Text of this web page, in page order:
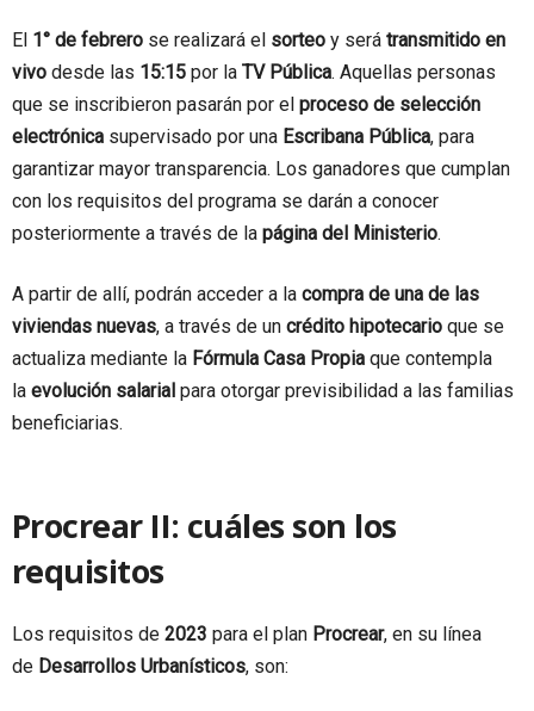
El 1° de febrero se realizará el sorteo y será transmitido en
vivo desde las 15:15 por la TV Pública. Aquellas personas
que se inscribieron pasarán por el proceso de selección
electrónica supervisado por una Escribana Pública, para
garantizar mayor transparencia. Los ganadores que cumplan
con los requisitos del programa se darán a conocer
posteriormente a través de la página del Ministerio.
A partir de allí, podrán acceder a la compra de una de las
viviendas nuevas, a través de un crédito hipotecario que se
actualiza mediante la Fórmula Casa Propia que contempla
la evolución salarial para otorgar previsibilidad a las familias
beneficiarias.
Procrear II: cuáles son los
requisitos
Los requisitos de 2023 para el plan Procrear, en su línea
de Desarrollos Urbanísticos, son: